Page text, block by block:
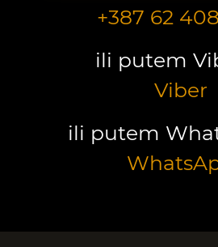
+387 62
ili putem
Viber
ili putem